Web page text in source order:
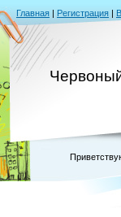
Главная | Регистрация |